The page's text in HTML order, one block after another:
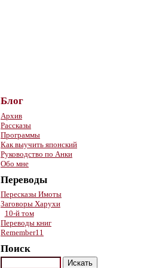
Блог
Архив
Рассказы
Программы
Как выучить японский
Руководство по Анки
Обо мне
Переводы
Пересказы Имоты
Заговоры Харухи
10-й том
Переводы книг
Remember11
Поиск